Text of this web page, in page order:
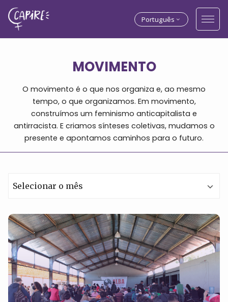
Português
MOVIMENTO
O movimento é o que nos organiza e, ao mesmo
tempo, o que organizamos. Em movimento,
construímos um feminismo anticapitalista e
antirracista. E criamos sínteses coletivas, mudamos o
presente e apontamos caminhos para o futuro.